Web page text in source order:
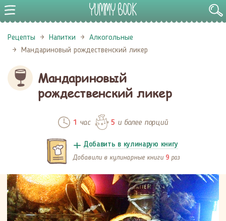
Рецепты Напитки
Алкогольные
Мандариновый рождественский ликер
Мандариновый
рождественский ликер
1 час 5 и более порций
Добавить в кулинарую книгу
Добавили в кулинарные книги 9 раз